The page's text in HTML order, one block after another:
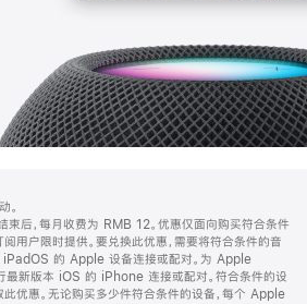
。
束后，每月收费为 RMB 12。优惠仅面向购买符合条件
户限时提供。要兑换此优惠，需要将符合条件的音
的 Apple 设备连接或配对。为 Apple
最新版本 iOS 的 iPhone 连接或配对。符合条件的设
优惠。无论购买多少件符合条件的设备，每个 Apple